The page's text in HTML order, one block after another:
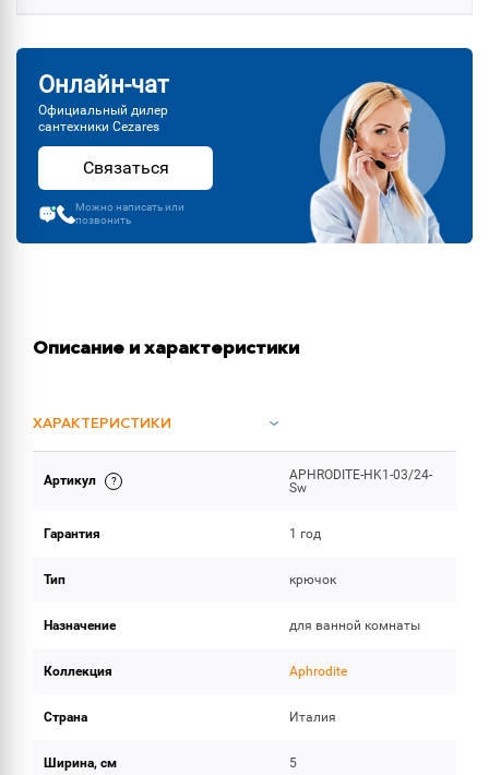
Онлайн-чат
Официальный дилер
сантехники Cezares
Связаться
Можно написать или
позвонить
Описание и характеристики
ХАРАКТЕРИСТИКИ
ОБЪЕМ ПОСТАВКИ
Артикул
APHRODITE-HK1-03/24-
Sw
Гарантия 1 год
Тип крючок
Назначение для ванной комнаты
Коллекция Aphrodite
Страна Италия
Ширина, см 5